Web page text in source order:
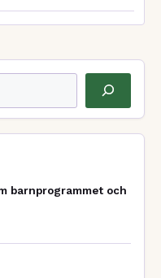
barnprogrammet och